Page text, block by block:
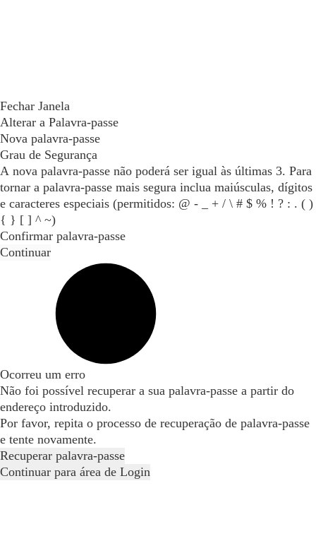
Fechar Janela
Alterar a Palavra-passe
Nova palavra-passe
Grau de Segurança
A nova palavra-passe não poderá ser igual às últimas 3. Para
tornar a palavra-passe mais segura inclua maiúsculas, dígitos
e caracteres especiais (permitidos: @ - _ + / \ # $ % ! ? : . ( )
{ } [ ] ^ ~)
Confirmar palavra-passe
Continuar
Ocorreu um erro
Não foi possível recuperar a sua palavra-passe a partir do
endereço introduzido.
Por favor, repita o processo de recuperação de palavra-passe
e tente novamente.
Recuperar palavra-passe
Continuar para área de Login